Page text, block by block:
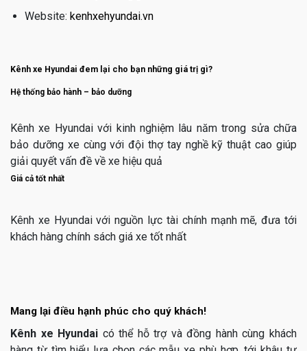
Website: kenhxehyundai.vn
Kênh xe Hyundai đem lại cho bạn những giá trị gì?
Hệ thống bảo hành – bảo dưỡng
Kênh xe Hyundai với kinh nghiệm lâu năm trong sửa chữa
bảo dưỡng xe cùng với đội thợ tay nghề kỹ thuật cao giúp
giải quyết vấn đề về xe hiệu quả
Giá cả tốt nhất
Kênh xe Hyundai với nguồn lực tài chính mạnh mẽ, đưa tới
khách hàng chính sách giá xe tốt nhất
Mang lại điều hạnh phúc cho quý khách!
Kênh xe Hyundai có thể hỗ trợ và đồng hành cùng khách